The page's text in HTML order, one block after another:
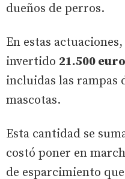
dueños de perros.
En estas
invertido 21.500
incluidas las rampas
mascotas.
Esta cantidad se
costó poner en
de esparcimiento